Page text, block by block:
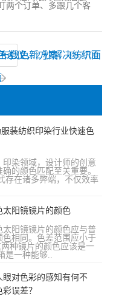
两个订单、多跟几个客
差仪，2 秒解决纺织面
找色新方案：TS7700
装纺织印染行业快速色
印染领域，设计师的创意
的颜色匹配至关重要。
存在诸多弊端，不仅效率
太阳镜镜片的颜色
太阳镜镜片的颜色应与普
色相同。色差范围应小于
种镜片的颜色应该是一
一种能够..
眼对色彩的感知有何不
误差？